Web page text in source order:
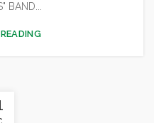
BAND...